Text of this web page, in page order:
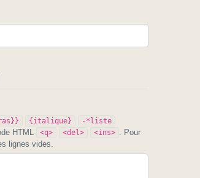
{italique}
-*liste
HTML <q> <del> <ins>
. Pour
lignes vides.